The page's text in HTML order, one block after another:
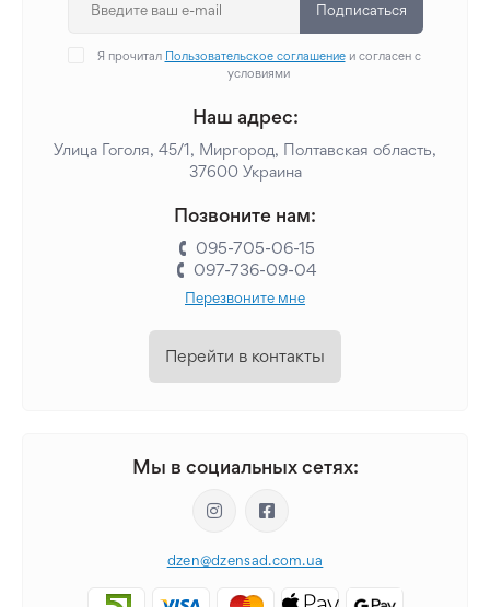
Подписаться
Я прочитал Пользовательское соглашениеи согласен с
условиями
Наш адрес:
Улица Гоголя, 45/1, Миргород, Полтавская область,
37600 Украина
Позвоните нам:
095-705-06-15
097-736-09-04
Перезвоните мне
Перейти в контакты
Мы в социальных сетях:
dzen@dzensad.com.ua